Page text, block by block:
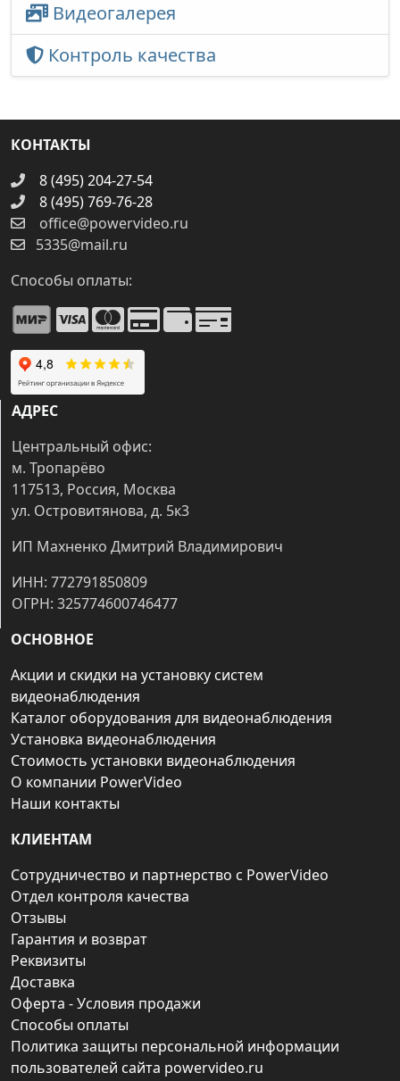
Видеогалерея
Контроль качества
КОНТАКТЫ
8 (495) 204-27-54
8 (495) 769-76-28
office@powervideo.ru
5335@mail.ru
Способы оплаты:
АДРЕС
Центральный офис:
м. Тропарёво
117513, Россия, Москва
ул. Островитянова, д. 5к3
ИП Махненко Дмитрий Владимирович
ИНН: 772791850809
ОГРН: 325774600746477
ОСНОВНОЕ
Акции и скидки на установку систем
видеонаблюдения
Каталог оборудования для видеонаблюдения
Установка видеонаблюдения
Стоимость установки видеонаблюдения
О компании PowerVideo
Наши контакты
КЛИЕНТАМ
Сотрудничество и партнерство с PowerVideo
Отдел контроля качества
Отзывы
Гарантия и возврат
Реквизиты
Доставка
Оферта - Условия продажи
Способы оплаты
Политика защиты персональной информации
пользователей сайта powervideo.ru